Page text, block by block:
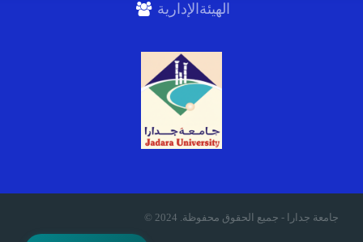
الهيئةالإدارية
© 2024 .جامعة جدارا - جميع الحقوق محفوظة